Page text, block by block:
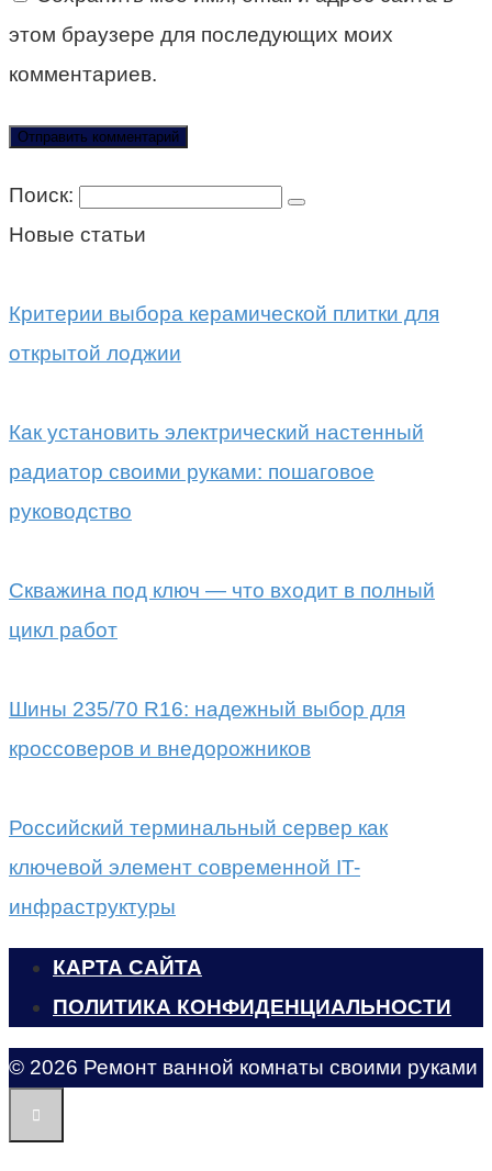
этом браузере для последующих моих
комментариев.
Поиск:
Новые статьи
Критерии выбора керамической плитки для
открытой лоджии
Как установить электрический настенный
радиатор своими руками: пошаговое
руководство
Скважина под ключ — что входит в полный
цикл работ
Шины 235/70 R16: надежный выбор для
кроссоверов и внедорожников
Российский терминальный сервер как
ключевой элемент современной IT-
инфраструктуры
КАРТА САЙТА
ПОЛИТИКА КОНФИДЕНЦИАЛЬНОСТИ
© 2026 Ремонт ванной комнаты своими руками